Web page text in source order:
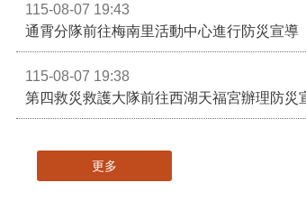
115-08-07 19:43
通霄分隊前往梅南里活動中心進行防災宣導
115-08-07 19:38
第四救災救護大隊前往西湖天福宮辦理防災
更多